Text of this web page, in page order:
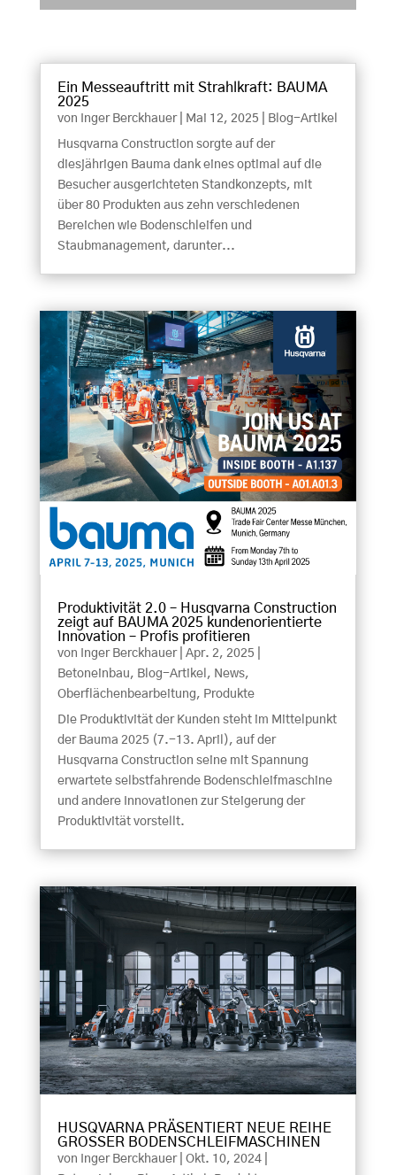
Ein Messeauftritt mit Strahlkraft: BAUMA
2025
von Inger Berckhauer| Mai 12, 2025 Blog-Artikel
Husqvarna Construction sorgte auf der
diesjährigen Bauma dank eines optimal auf die
Besucher ausgerichteten Standkonzepts, mit
über 80 Produkten aus zehn verschiedenen
Bereichen wie Bodenschleifen und
Staubmanagement, darunter...
Produktivität 2.0 – Husqvarna Construction
zeigt auf BAUMA 2025 kundenorientierte
Innovation – Profis profitieren
von Inger Berckhauer| Apr. 2, 2025
Betoneinbau, Blog-Artikel , News,
Oberflächenbearbeitung, Produkte
Die Produktivität der Kunden steht im Mittelpunkt
der Bauma 2025 (7.-13. April), auf der
Husqvarna Construction seine mit Spannung
erwartete selbstfahrende Bodenschleifmaschine
und andere Innovationen zur Steigerung der
Produktivität vorstellt.
HUSQVARNA PRÄSENTIERT NEUE REIHE
GROSSER BODENSCHLEIFMASCHINEN
von Inger Berckhauer| Okt. 10, 2024|